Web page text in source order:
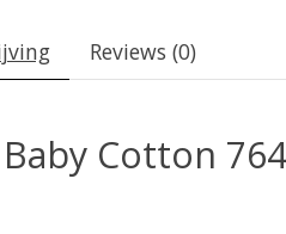
Reviews (0)
Cotton